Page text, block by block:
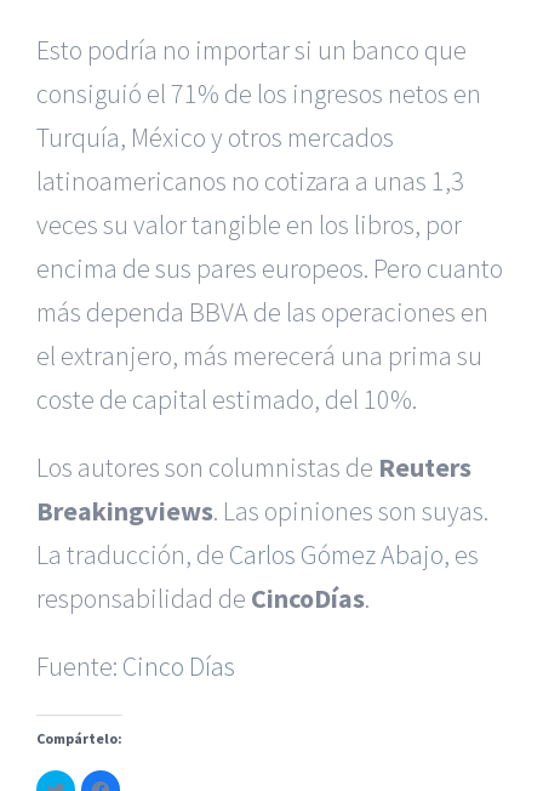
Esto podría no importar si un banco que
consiguió el 71% de los ingresos netos en
Turquía, México y otros mercados
latinoamericanos no cotizara a unas 1,3
veces su valor tangible en los libros, por
encima de sus pares europeos. Pero cuanto
más dependa BBVA de las operaciones en
el extranjero, más merecerá una prima su
coste de capital estimado, del 10%.
Los autores son columnistas de Reuters
Breakingviews. Las opiniones son suyas.
La traducción, de Carlos Gómez Abajo, es
responsabilidad de CincoDías.
Fuente: Cinco Días
Compártelo:
Haz Haz
|Reclamación de Accidentes en Murcia|Reclamación
de Accidentes en Madrid|BGD Abogados Madrid |GM
|Formación para Abogados
|Hacer Contrato De